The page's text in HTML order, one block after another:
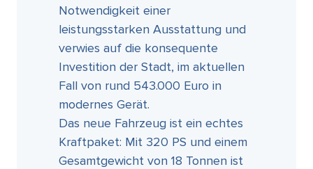
Notwendigkeit einer
leistungsstarken Ausstattung und
verwies auf die konsequente
Investition der Stadt, im aktuellen
Fall von rund 543.000 Euro in
modernes Gerät.
Das neue Fahrzeug ist ein echtes
Kraftpaket: Mit 320 PS und einem
Gesamtgewicht von 18 Tonnen ist